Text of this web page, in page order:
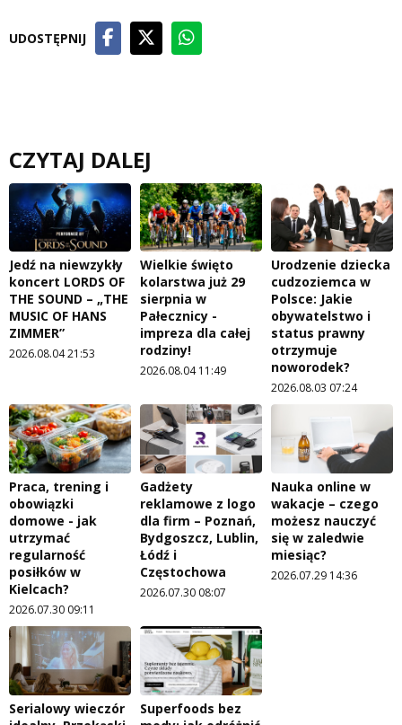
UDOSTĘPNIJ
CZYTAJ DALEJ
Jedź na niewzykły
koncert LORDS OF
THE SOUND – „THE
MUSIC OF HANS
ZIMMER”
2026.08.04 21:53
Wielkie święto
kolarstwa już 29
sierpnia w
Pałecznicy -
impreza dla całej
rodziny!
2026.08.04 11:49
Urodzenie dziecka
cudzoziemca w
Polsce: Jakie
obywatelstwo i
status prawny
otrzymuje
noworodek?
2026.08.03 07:24
Praca, trening i
obowiązki
domowe - jak
utrzymać
regularność
posiłków w
Kielcach?
2026.07.30 09:11
Gadżety
reklamowe z logo
dla firm – Poznań,
Bydgoszcz, Lublin,
Łódź i
Częstochowa
2026.07.30 08:07
Nauka online w
wakacje – czego
możesz nauczyć
się w zaledwie
miesiąc?
2026.07.29 14:36
Serialowy wieczór
Superfoods bez